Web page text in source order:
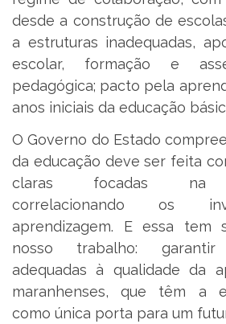
desde a construção de
a estruturas inadequadas,
escolar, formação e
pedagógica; pacto pela
anos iniciais da educação
O Governo do Estado
da educação deve ser feita
claras focadas na
correlacionando os
aprendizagem. E essa tem
nosso trabalho:
adequadas à qualidade da
maranhenses, que têm a
como única porta para um